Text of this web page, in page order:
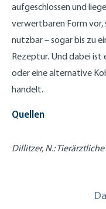
aufgeschlossen und
verwertbaren Form vor,
nutzbar – sogar bis zu
Rezeptur. Und dabei ist
oder eine alternative
handelt.
Quellen
Dillitzer, N.: